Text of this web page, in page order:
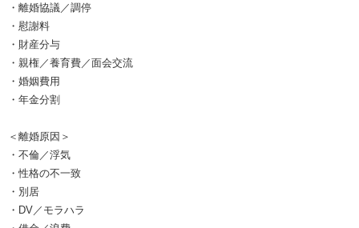
・離婚協議／調停
・慰謝料
・財産分与
・親権／養育費／面会交流
・婚姻費用
・年金分割
＜離婚原因＞
・不倫／浮気
・性格の不一致
・別居
・DV／モラハラ